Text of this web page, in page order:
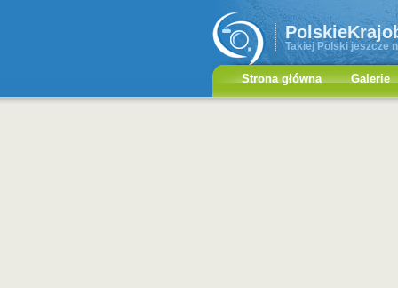
Takiej Polski jeszcze
Strona główna Galerie